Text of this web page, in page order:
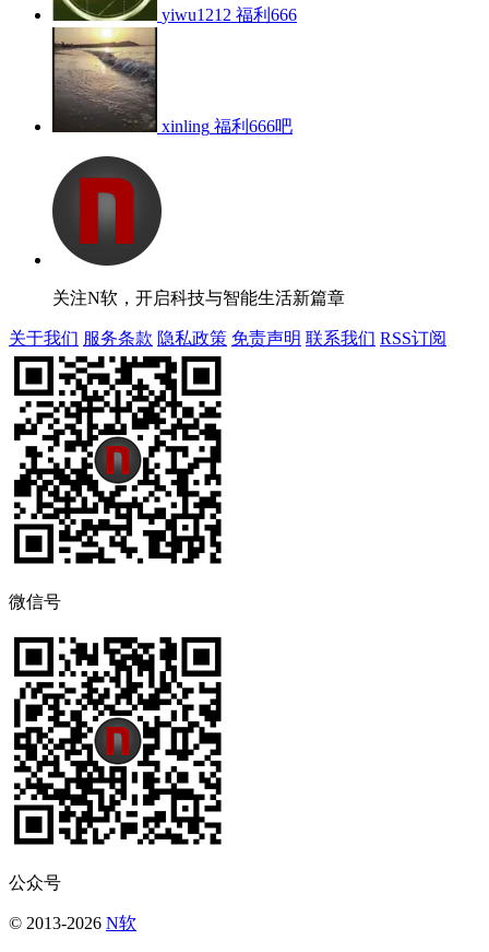
yiwu1212 福利666
xinling 福利666吧
关注N软，开启科技与智能生活新篇章
关于我们 服务条款 隐私政策 免责声明 联系我们 RSS订阅
微信号
公众号
© 2013-2026 N软